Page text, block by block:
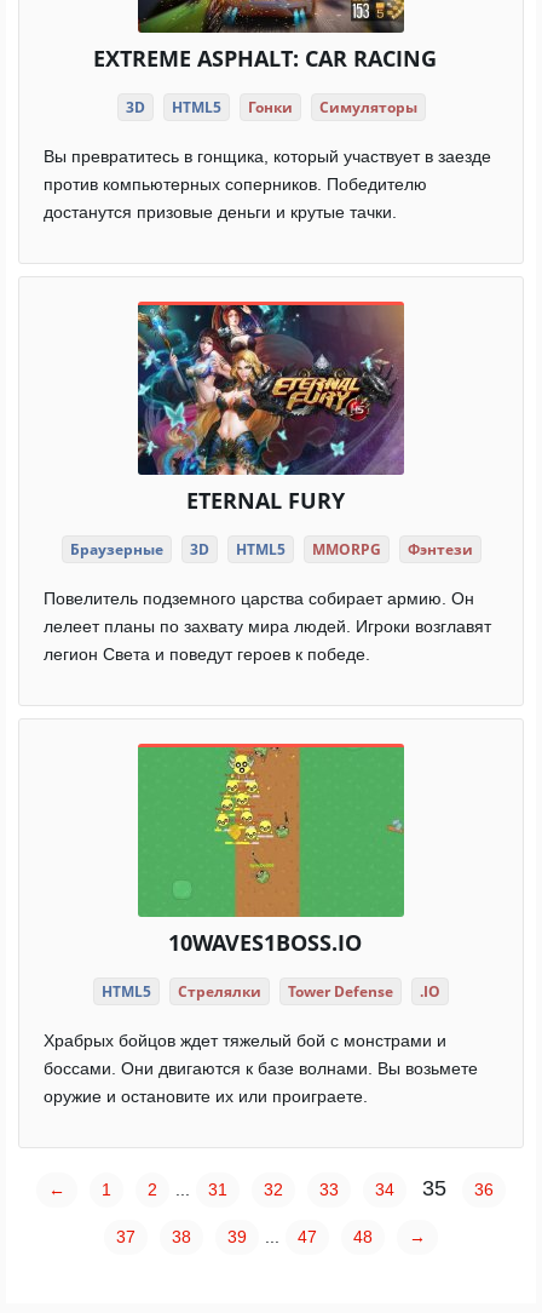
EXTREME ASPHALT: CAR RACING
3D HTML5 Гонки Симуляторы
Вы превратитесь в гонщика, который участвует в заезде
против компьютерных соперников. Победителю
достанутся призовые деньги и крутые тачки.
ETERNAL FURY
Браузерные 3D HTML5 MMORPG Фэнтези
Повелитель подземного царства собирает армию. Он
лелеет планы по захвату мира людей. Игроки возглавят
легион Света и поведут героев к победе.
10WAVES1BOSS.IO
HTML5 Стрелялки Tower Defense .IO
Храбрых бойцов ждет тяжелый бой с монстрами и
боссами. Они двигаются к базе волнами. Вы возьмете
оружие и остановите их или проиграете.
← 1 2 31 32 33 34 35 36
37 38 39 47 48 →